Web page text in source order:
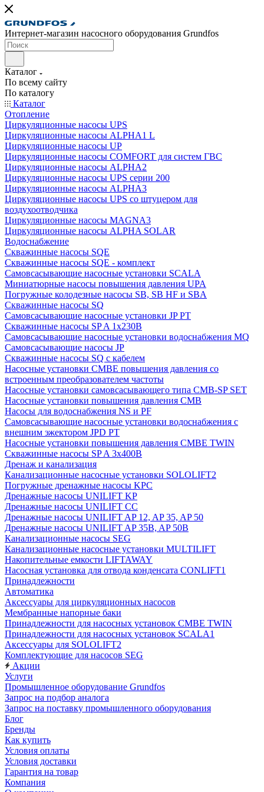
Интернет-магазин насосного оборудования Grundfos
Каталог
По всему сайту
По каталогу
Каталог
Отопление
Циркуляционные насосы UPS
Циркуляционные насосы ALPHA1 L
Циркуляционные насосы UP
Циркуляционные насосы COMFORT для систем ГВС
Циркуляционные насосы ALPHA2
Циркуляционные насосы UPS серии 200
Циркуляционные насосы ALPHA3
Циркуляционные насосы UPS со штуцером для
воздухоотводчика
Циркуляционные насосы MAGNA3
Циркуляционные насосы ALPHA SOLAR
Водоснабжение
Скважинные насосы SQE
Скважинные насосы SQE - комплект
Cамовсасывающие насосные установки SCALA
Миниатюрные насосы повышения давления UPA
Погружные колодезные насосы SB, SB HF и SBA
Скважинные насосы SQ
Самовсасывающие насосные установки JP PT
Скважинные насосы SP A 1x230В
Самовсасывающие насосные установки водоснабжения MQ
Самовсасывающие насосы JP
Скважинные насосы SQ с кабелем
Насосные установки CMBE повышения давления со
встроенным преобразователем частоты
Насосные установки самовсасывающего типа CMB-SP SET
Насосные установки повышения давления CMB
Насосы для водоснабжения NS и PF
Самовсасывающие насосные установки водоснабжения с
внешним эжектором JPD PT
Насосные установки повышения давления CMBE TWIN
Скважинные насосы SP A 3x400В
Дренаж и канализация
Канализационные насосные установки SOLOLIFT2
Погружные дренажные насосы KPC
Дренажные насосы UNILIFT KP
Дренажные насосы UNILIFT CC
Дренажные насосы UNILIFT AP 12, AP 35, AP 50
Дренажные насосы UNILIFT AP 35B, AP 50B
Канализационные насосы SEG
Канализационные насосные установки MULTILIFT
Накопительные емкости LIFTAWAY
Насосная установка для отвода конденсата CONLIFT1
Принадлежности
Автоматика
Аксессуары для циркуляционных насосов
Мембранные напорные баки
Принадлежности для насосных установок CMBE TWIN
Принадлежности для насосных установок SCALA1
Аксессуары для SOLOLIFT2
Комплектующие для насосов SEG
Акции
Услуги
Промышленное оборудование Grundfos
Запрос на подбор аналога
Запрос на поставку промышленного оборудования
Блог
Бренды
Как купить
Условия оплаты
Условия доставки
Гарантия на товар
Компания